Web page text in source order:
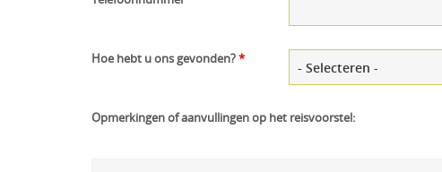
Hoe hebt u ons gevonden?*
Opmerkingen of aanvullingen op het reisvoorstel: